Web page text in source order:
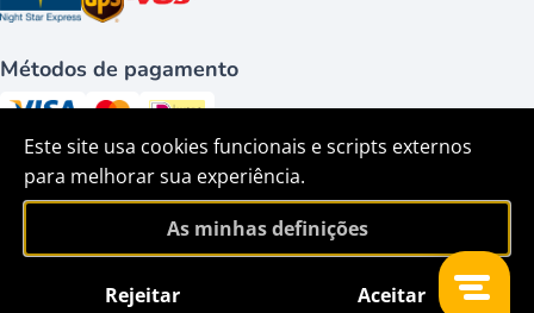
Este site usa cookies funcionais e scripts externos
para melhorar sua experiência.
As minhas definições
Rejeitar Aceitar
Métodos de pagamento
Siga-nos em